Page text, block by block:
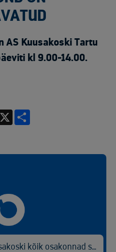
AS Kuusakoski Tartu
kl 9.00-14.00.
Copy
20. augustil on AS Kuusakoski kõik osakonnad suletud